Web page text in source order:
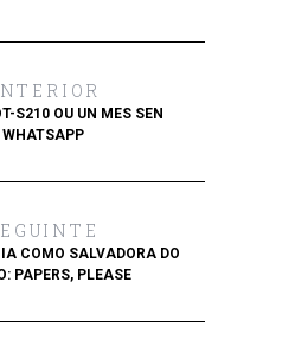
S210 OU UN MES SEN
WHATSAPP
COMO SALVADORA DO
PAPERS, PLEASE